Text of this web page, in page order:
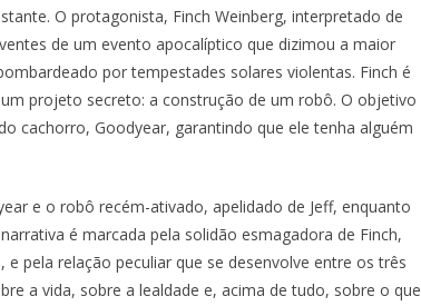
O protagonista, Finch Weinberg, interpretado de
de um evento apocalíptico que dizimou a maior
por tempestades solares violentas. Finch é
projeto secreto: a construção de um robô. O objetivo
cachorro, Goodyear, garantindo que ele tenha alguém
e o robô recém-ativado, apelidado de Jeff, enquanto
é marcada pela solidão esmagadora de Finch,
pela relação peculiar que se desenvolve entre os três
a vida, sobre a lealdade e, acima de tudo, sobre o que